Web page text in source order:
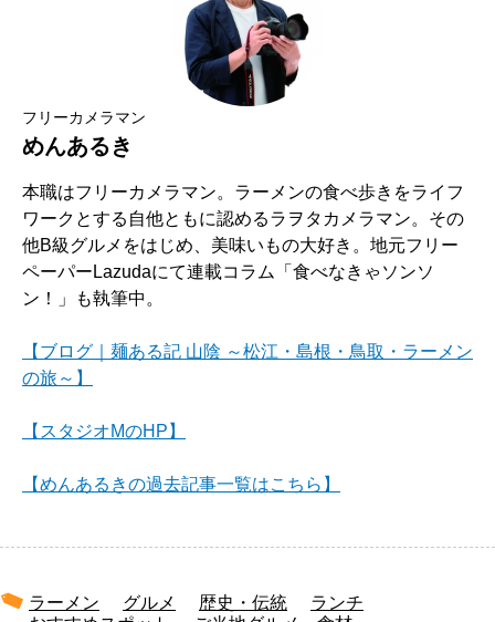
フリーカメラマン
めんあるき
本職はフリーカメラマン。ラーメンの食べ歩きをライフ
ワークとする自他ともに認めるラヲタカメラマン。その
他B級グルメをはじめ、美味いもの大好き。地元フリー
ペーパーLazudaにて連載コラム「食べなきゃソンソ
ン！」も執筆中。
【ブログ｜麺ある記 山陰 ～松江・島根・鳥取・ラーメン
の旅～】
【スタジオMのHP】
【めんあるきの過去記事一覧はこちら】
ラーメン グルメ 歴史・伝統
ランチ